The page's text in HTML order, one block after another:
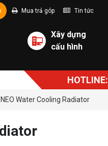
Mua trả góp Tin tức
Xây dựng
cấu hình
Water Cooling Radiator